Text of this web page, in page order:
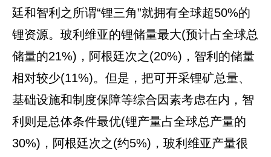
廷和智利之所谓“锂三角”就拥有全球超50%的
锂资源。玻利维亚的锂储量最大(预计占全球总
储量的21%)，阿根廷次之(20%)，智利的储量
相对较少(11%)。但是，把可开采锂矿总量、
基础设施和制度保障等综合因素考虑在内，智
利则是总体条件最优(锂产量占全球总产量的
30%)，阿根廷次之(约5%)，玻利维亚产量很